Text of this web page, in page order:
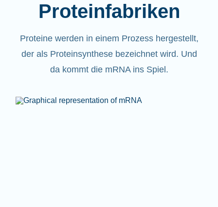
Proteinfabriken
Proteine werden in einem Prozess hergestellt,
der als Proteinsynthese bezeichnet wird. Und
da kommt die mRNA ins Spiel.